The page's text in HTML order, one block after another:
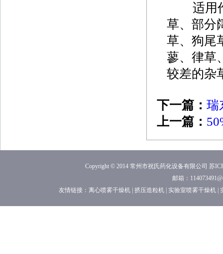
适用
草、部分
草、狗尾
蓼、律草
较差的杂
下一篇： 瑞
上一篇：
Copyright © 2014 常州市祝氏药化设备有限公司 苏
邮箱：
友情链接： 离心喷雾干燥机 | 挤压造粒机 | 实验室喷雾干燥机 |